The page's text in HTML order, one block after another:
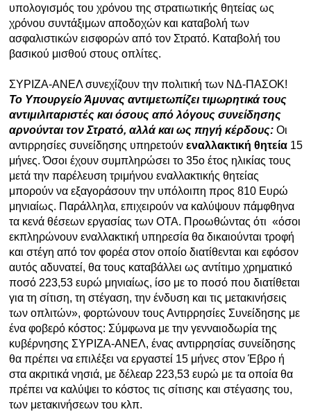
υπολογισμός του χρόνου της στρατιωτικής θητείας ως
χρόνου συντάξιμων αποδοχών και καταβολή των
ασφαλιστικών εισφορών από τον Στρατό. Καταβολή του
βασικού μισθού στους οπλίτες.
ΣΥΡΙΖΑ-ΑΝΕΛ συνεχίζουν την πολιτική των ΝΔ-ΠΑΣΟΚ!
Το Υπουργείο Άμυνας αντιμετωπίζει τιμωρητικά τους
αντιμιλιταριστές και όσους από λόγους συνείδησης
αρνούνται τον Στρατό, αλλά και ως πηγή κέρδους:Οι
αντιρρησίες συνείδησης υπηρετούν εναλλακτική θητεία15
μήνες. Όσοι έχουν συμπληρώσει το 35ο έτος ηλικίας τους
μετά την παρέλευση τριμήνου εναλλακτικής θητείας
μπορούν να εξαγοράσουν την υπόλοιπη προς 810 Ευρώ
μηνιαίως. Παράλληλα, επιχειρούν να καλύψουν πάμφθηνα
τα κενά θέσεων εργασίας των ΟΤΑ. Προωθώντας ότι «όσοι
εκπληρώνουν εναλλακτική υπηρεσία θα δικαιούνται τροφή
και στέγη από τον φορέα στον οποίο διατίθενται και εφόσον
αυτός αδυνατεί, θα τους καταβάλλει ως αντίτιμο χρηματικό
ποσό 223,53 ευρώ μηνιαίως, ίσο με το ποσό που διατίθεται
για τη σίτιση, τη στέγαση, την ένδυση και τις μετακινήσεις
των οπλιτών», φορτώνουν τους Αντιρρησίες Συνείδησης με
ένα φοβερό κόστος: Σύμφωνα με την γενναιοδωρία της
κυβέρνησης ΣΥΡΙΖΑ-ΑΝΕΛ, ένας αντιρρησίας συνείδησης
θα πρέπει να επιλέξει να εργαστεί 15 μήνες στον Έβρο ή
στα ακριτικά νησιά, με δέλεαρ 223,53 ευρώ με τα οποία θα
πρέπει να καλύψει το κόστος τις σίτισης και στέγασης του,
των μετακινήσεων του κλπ.